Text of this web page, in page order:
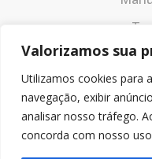
Valorizamos sua
Utilizamos cookies para
navegação, exibir
analisar nosso tráfego.
concorda com nosso